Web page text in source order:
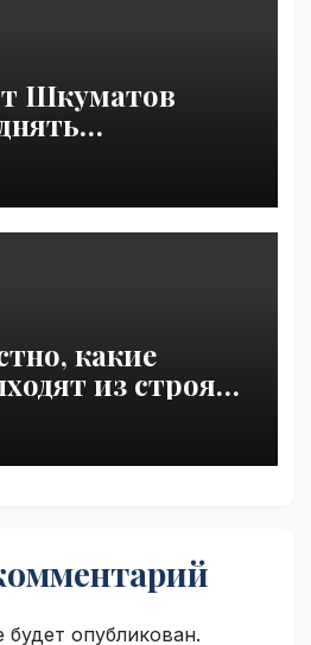
Шкуматов
скорость на
| VseTime.ru
какие
из строя
капотом |
опубликован.